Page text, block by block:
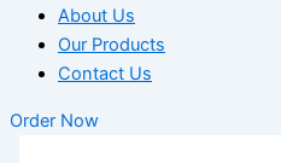
About Us
Our Products
Contact Us
Order Now